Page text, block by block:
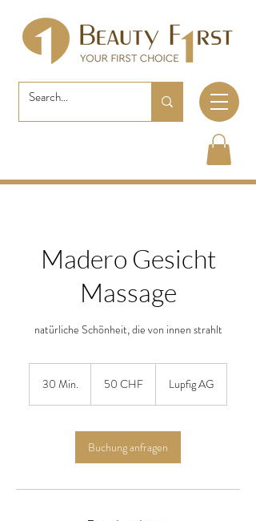
Madero Gesicht
Massage
natürliche Schönheit, die von innen strahlt
30 Min.
i
.
Franken
50 CHF Lupfig AG
Buchung anfragen